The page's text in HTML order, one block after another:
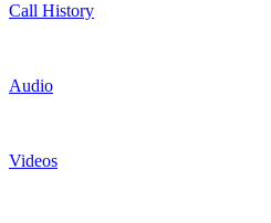
Call History
Audio
Videos